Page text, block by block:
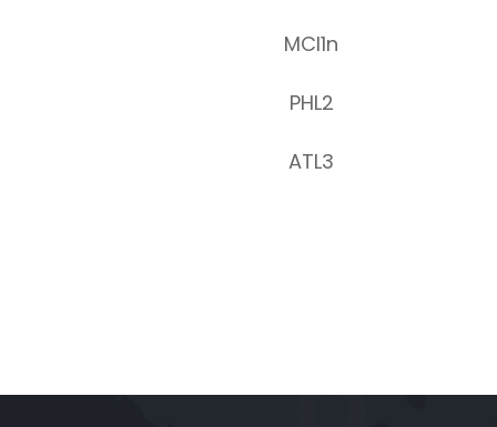
MCI1n
PHL2
ATL3